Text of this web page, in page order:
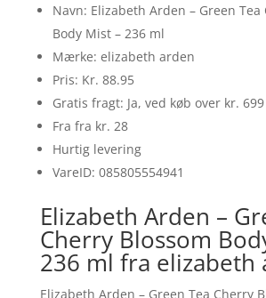
Navn: Elizabeth Arden – Green Tea
Body Mist – 236 ml
Mærke: elizabeth arden
Pris: Kr. 88.95
Gratis fragt: Ja, ved køb over kr. 699
Fra fra kr. 28
Hurtig levering
VareID: 085805554941
Elizabeth Arden –
Cherry Blossom
236 ml fra elizabeth
Elizabeth Arden – Green Tea Cherry